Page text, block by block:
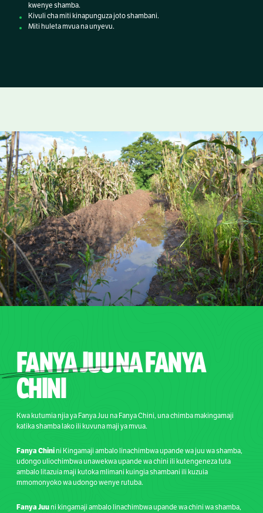
kwenye shamba.
Kivuli cha miti kinapunguza joto shambani.
Miti huleta mvua na unyevu.
FANYA JUUNA FANYA
CHINI
Kwa kutumia njia ya Fanya Juu na Fanya Chini, una chimba makingamaji
katika shamba lako ili kuvuna maji ya mvua.
Fanya Chinini Kingamaji ambalo linachimbwa upande wa juu wa shamba,
udongo uliochimbwa unawekwa upande wa chini ili kutengeneza tuta
ambalo litazuia maji kutoka mlimani kuingia shambani ili kuzuia
mmomonyoko wa udongo wenye rutuba.
Fanya Juuni kingamaji ambalo linachimbwa upande wa chini wa shamba,